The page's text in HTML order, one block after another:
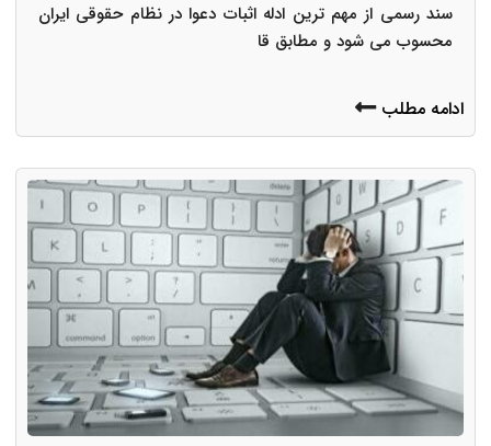
سند رسمی از مهم ترین ادله اثبات دعوا در نظام حقوقی ایران
محسوب می شود و مطابق قا
ادامه مطلب